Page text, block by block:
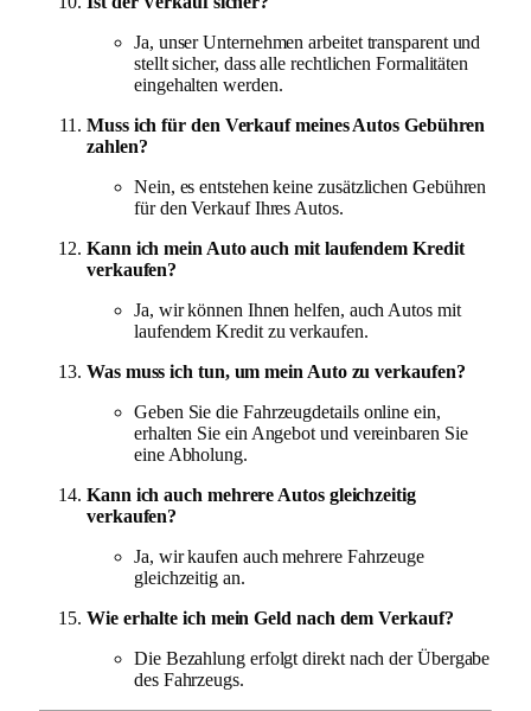
Ja, unser Unternehmen arbeitet transparent und
stellt sicher, dass alle rechtlichen Formalitäten
eingehalten werden.
Muss ich für den Verkauf meines Autos Gebühren
zahlen?
Nein, es entstehen keine zusätzlichen Gebühren
für den Verkauf Ihres Autos.
Kann ich mein Auto auch mit laufendem Kredit
verkaufen?
Ja, wir können Ihnen helfen, auch Autos mit
laufendem Kredit zu verkaufen.
Was muss ich tun, um mein Auto zu verkaufen?
Geben Sie die Fahrzeugdetails online ein,
erhalten Sie ein Angebot und vereinbaren Sie
eine Abholung.
Kann ich auch mehrere Autos gleichzeitig
verkaufen?
Ja, wir kaufen auch mehrere Fahrzeuge
gleichzeitig an.
Wie erhalte ich mein Geld nach dem Verkauf?
Die Bezahlung erfolgt direkt nach der Übergabe
des Fahrzeugs.